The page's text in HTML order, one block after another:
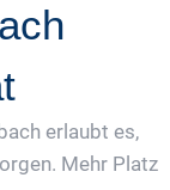
erlaubt es,
Mehr Platz